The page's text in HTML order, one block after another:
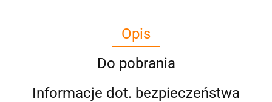
Opis
Do pobrania
Informacje dot. bezpieczeństwa